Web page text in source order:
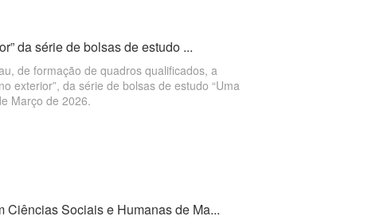
da série de bolsas de estudo ...
de formação de quadros qualificados, a
exterior”, da série de bolsas de estudo “Uma
Março de 2026.
Ciências Sociais e Humanas de Ma...